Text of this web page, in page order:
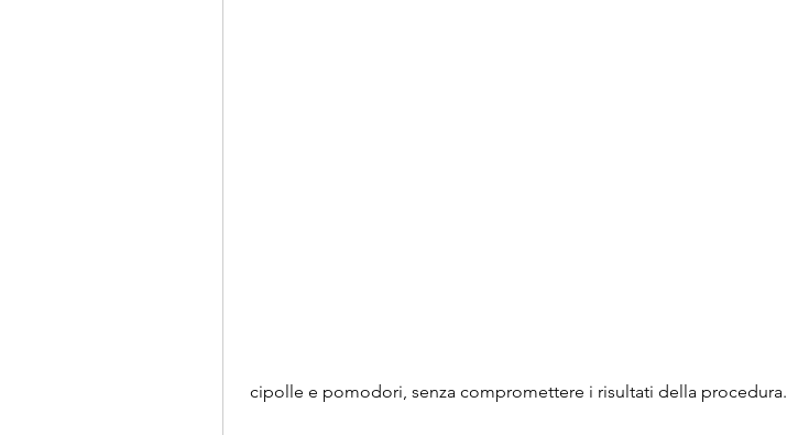
cipolle e pomodori, senza compromettere i risultati della procedura.